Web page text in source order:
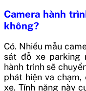
Camera hành
không?
Có. Nhiều mẫu
sát đỗ xe parking
hành trình sẽ
phát hiện va
xe. Tính năng này